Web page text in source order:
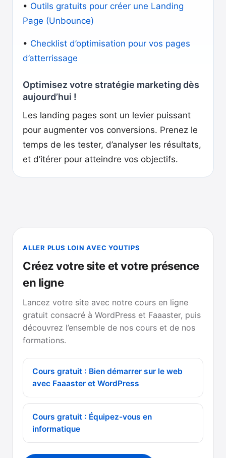
• Outils gratuits pour créer une Landing
Page (Unbounce)
• Checklist d’optimisation pour vos pages
d’atterrissage
Optimisez votre stratégie marketing dès
aujourd’hui !
Les landing pages sont un levier puissant
pour augmenter vos conversions. Prenez le
temps de les tester, d’analyser les résultats,
et d’itérer pour atteindre vos objectifs.
ALLER PLUS LOIN AVEC YOUTIPS
Créez votre site et votre présence
en ligne
Lancez votre site avec notre cours en ligne
gratuit consacré à WordPress et Faaaster, puis
découvrez l’ensemble de nos cours et de nos
formations.
Cours gratuit : Bien démarrer sur le web
avec Faaaster et WordPress
Cours gratuit : Équipez-vous en
informatique